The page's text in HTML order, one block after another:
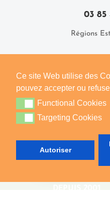
Ce site Web utilise des
pouvez accepter ou
Functional Cookies
Functional Cookies
Targeting Cookies
Targeting Cookies
Autoriser
03 85
Régions
Obtenez un
Email